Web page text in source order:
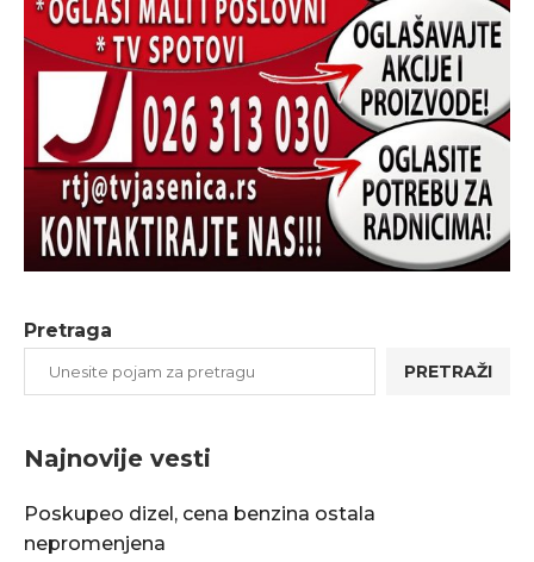
Pretraga
PRETRAŽI
Najnovije vesti
Poskupeo dizel, cena benzina ostala
nepromenjena